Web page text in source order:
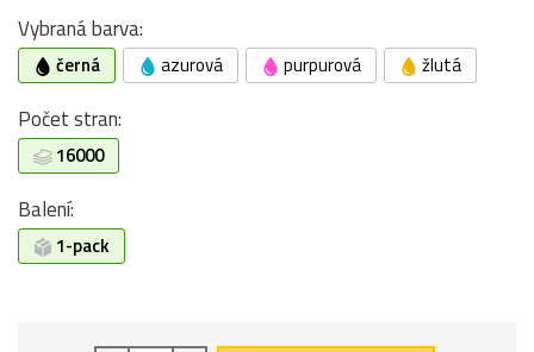
Vybraná barva:
černá azurová purpurová žlutá
Počet stran:
16000
Balení:
1-pack